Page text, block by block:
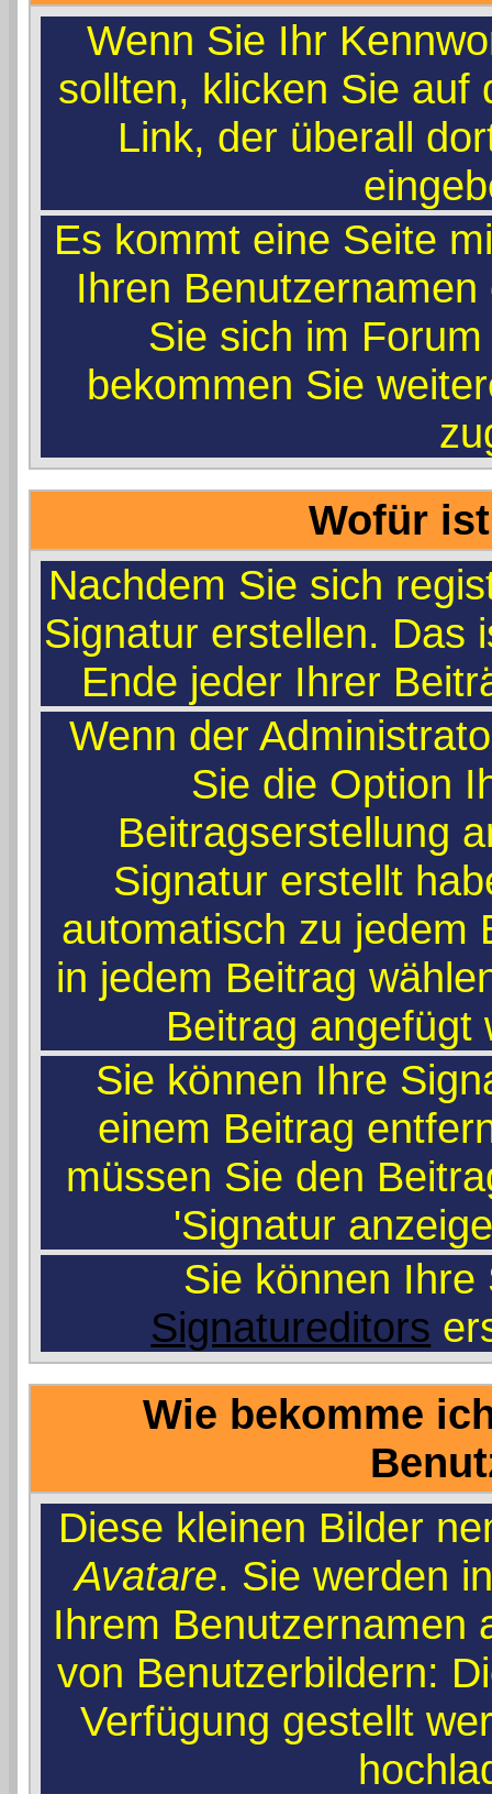
Wenn Sie Ihr
sollten, klicken Sie auf
Link, der überall
Es kommt eine Seite
Ihren
Sie sich im
bekommen Sie
Wofür
Nachdem Sie sich
Signatur erstellen. Das
Ende jeder Ihrer
Wenn der
Sie die Option
Beitragserstellung
Signatur erstellt
automatisch zu jedem
in jedem Beitrag
Beitrag angefügt
Sie können Ihre
einem Beitrag
müssen Sie den
'Signatur
Sie können Ihre
Signatureditors
Wie bekomme
Diese kleinen Bilder
Avatare. Sie werden
Ihrem Benutzernamen
von Benutzerbildern:
Verfügung gestellt